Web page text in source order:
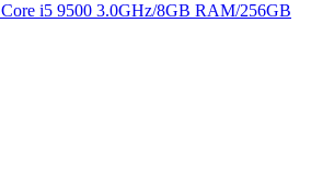
Core i5 9500 3.0GHz/8GB RAM/256GB